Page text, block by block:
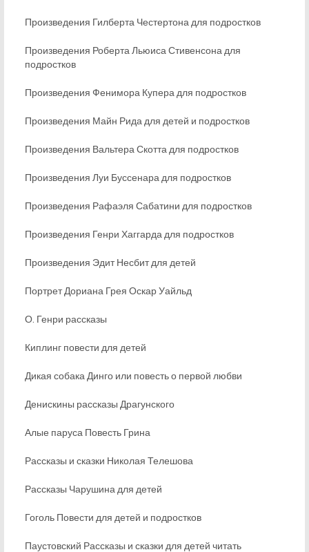
Произведения Гилберта Честертона для подростков
Произведения Роберта Льюиса Стивенсона для
подростков
Произведения Фенимора Купера для подростков
Произведения Майн Рида для детей и подростков
Произведения Вальтера Скотта для подростков
Произведения Луи Буссенара для подростков
Произведения Рафаэля Сабатини для подростков
Произведения Генри Хаггарда для подростков
Произведения Эдит Несбит для детей
Портрет Дориана Грея Оскар Уайльд
О. Генри рассказы
Киплинг повести для детей
Дикая собака Динго или повесть о первой любви
Денискины рассказы Драгунского
Алые паруса Повесть Грина
Рассказы и сказки Николая Телешова
Рассказы Чарушина для детей
Гоголь Повести для детей и подростков
Паустовский Рассказы и сказки для детей читать